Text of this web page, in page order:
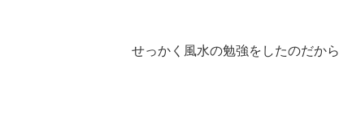
せっかく風水の勉強をしたのだか